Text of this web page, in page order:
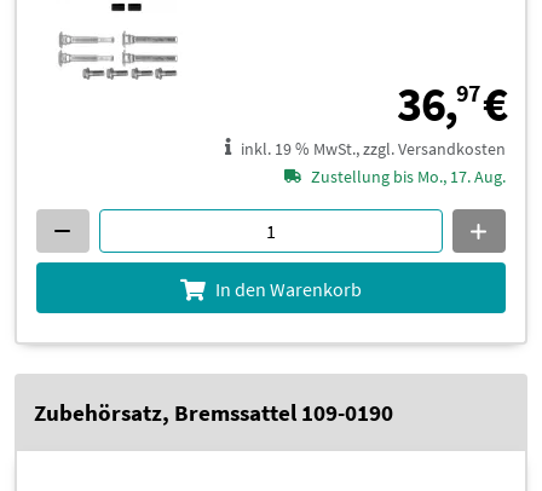
36,97€
inkl. 19 % MwSt., zzgl. Versandkosten
Zustellung bis Mo., 17. Aug.
In den Warenkorb
Zubehörsatz, Bremssattel 109-0190